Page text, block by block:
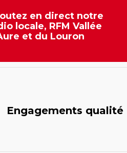
en direct notre
locale, RFM Vallée
et du Louron
Engagements qualité